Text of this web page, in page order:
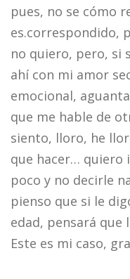
pues, no se cómo
es.correspondido,
no quiero, pero, si
ahí con mi amor
emocional,
que me hable de
siento, lloro, he
que hacer… quiero
poco y no decirle
pienso que si le
edad, pensará que
Este es mi caso,